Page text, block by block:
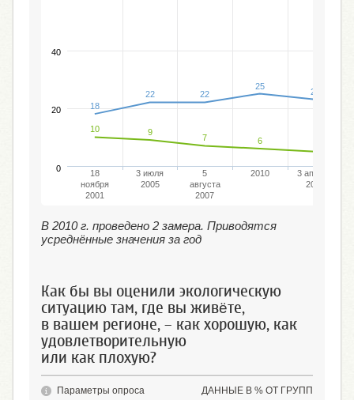
18
22 22
25
23
10 9
7 6
18
ноября
2001
3 июля
2005
5
августа
2007
2010
3 апреля
2011
0
20
40
В 2010 г. проведено 2 замера. Приводятся
усреднённые значения за год
Как бы вы оценили экологическую
ситуацию там, где вы живёте,
в вашем регионе, – как хорошую, как
удовлетворительную
или как плохую?
ДАННЫЕ В % ОТ ГРУПП
Параметры опроса